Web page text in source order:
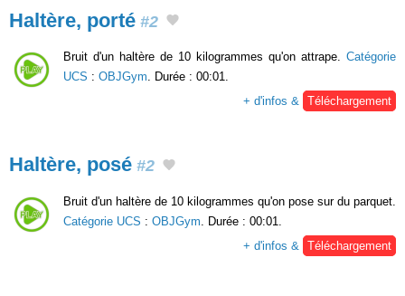
Haltère, porté #2
Bruit d'un haltère de 10 kilogrammes qu'on attrape. Catégorie
UCS : OBJGym. Durée : 00:01.
+ d'infos & Téléchargement
Haltère, posé #2
Bruit d'un haltère de 10 kilogrammes qu'on pose sur du parquet.
Catégorie UCS : OBJGym . Durée : 00:01.
+ d'infos &
Téléchargement